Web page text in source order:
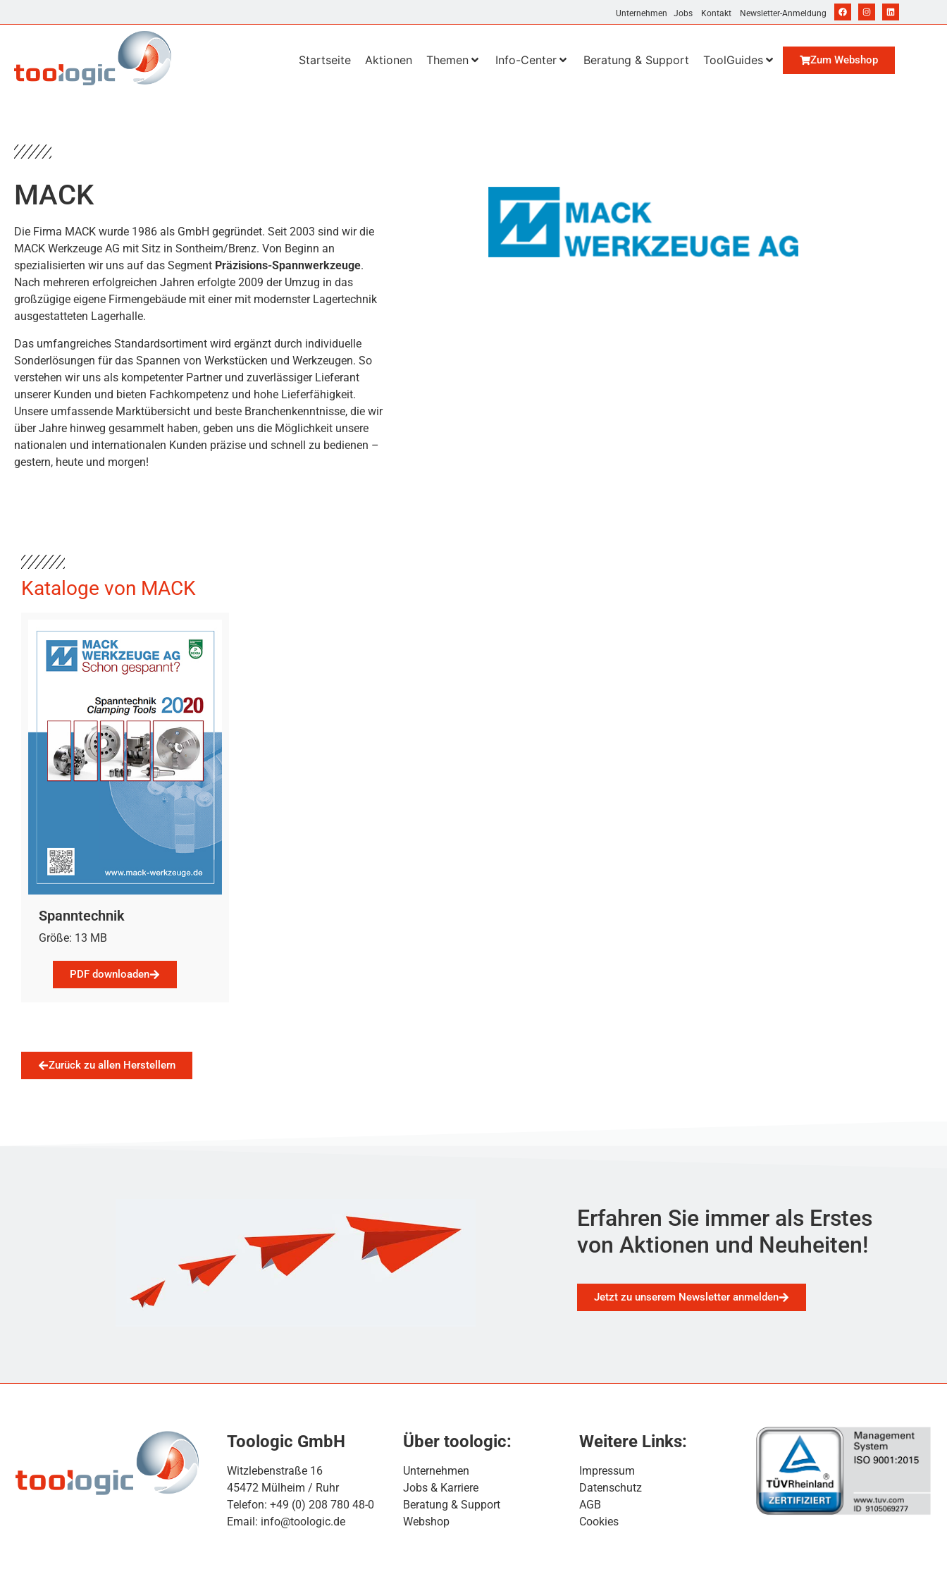
Unternehmen Jobs Kontakt Newsletter-Anmeldung
Startseite Aktionen Themen Info-Center Beratung & Support ToolGuides Zum Webshop
MACK
Die Firma MACK wurde 1986 als GmbH gegründet. Seit 2003 sind wir die
MACK Werkzeuge AG mit Sitz in Sontheim/Brenz. Von Beginn an
spezialisierten wir uns auf das Segment Präzisions-Spannwerkzeuge.
Nach mehreren erfolgreichen Jahren erfolgte 2009 der Umzug in das
großzügige eigene Firmengebäude mit einer mit modernster Lagertechnik
ausgestatteten Lagerhalle.
Das umfangreiches Standardsortiment wird ergänzt durch individuelle
Sonderlösungen für das Spannen von Werkstücken und Werkzeugen. So
verstehen wir uns als kompetenter Partner und zuverlässiger Lieferant
unserer Kunden und bieten Fachkompetenz und hohe Lieferfähigkeit.
Unsere umfassende Marktübersicht und beste Branchenkenntnisse, die wir
über Jahre hinweg gesammelt haben, geben uns die Möglichkeit unsere
nationalen und internationalen Kunden präzise und schnell zu bedienen –
gestern, heute und morgen!
Kataloge von MACK
Spanntechnik
Größe: 13 MB
PDF downloaden
Zurück zu allen Herstellern
Erfahren Sie immer als Erstes
von Aktionen und Neuheiten!
Jetzt zu unserem Newsletter anmelden
Toologic GmbH
Witzlebenstraße 16
45472 Mülheim / Ruhr
Telefon: +49 (0) 208 780 48-0
Email: info@toologic.de
Über toologic:
Unternehmen
Jobs & Karriere
Beratung & Support
Webshop
Weitere Links:
Impressum
Datenschutz
AGB
Cookies